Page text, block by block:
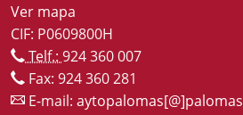
Ver mapa
CIF: P0609800H
Telf.: 924 360 007
Fax: 924 360 281
E-mail: